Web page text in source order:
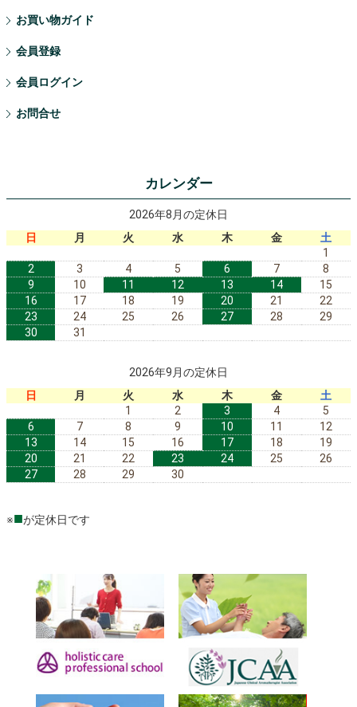
お買い物ガイド
会員登録
会員ログイン
お問合せ
カレンダー
2026年8月の定休日
日
月 火 水 木 金
土
1
2
3 4 5 6 7
8
9
10 11 12 13 14
15
16
17 18 19 20 21
22
23
24 25 26 27 28
29
30
31
2026年9月の定休日
日
月 火 水 木 金
土
1
2 3 4
5
6
7 8 9 10 11
12
13
14 15 16 17 18
19
20
21 22 23 24 25
26
27
28 29 30
※■が定休日です